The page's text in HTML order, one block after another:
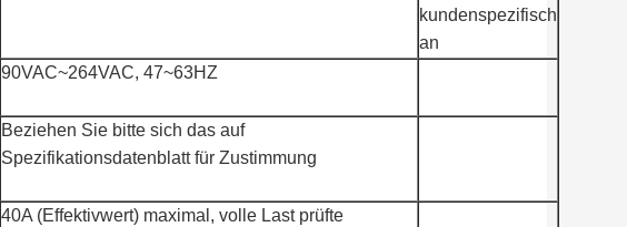
kundenspezifisch
an
90VAC~264VAC, 47~63HZ
Beziehen Sie bitte sich das auf
Spezifikationsdatenblatt für Zustimmung
40A (Effektivwert) maximal, volle Last prüfte